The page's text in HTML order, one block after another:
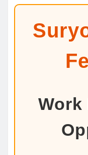
Work